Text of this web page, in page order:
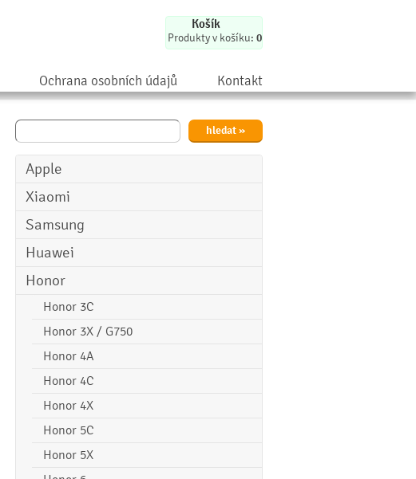
Košík
Produkty v košíku: 0
Ochrana osobních údajů Kontakt
Apple
Xiaomi
Samsung
Huawei
Honor
Honor 3C
Honor 3X / G750
Honor 4A
Honor 4C
Honor 4X
Honor 5C
Honor 5X